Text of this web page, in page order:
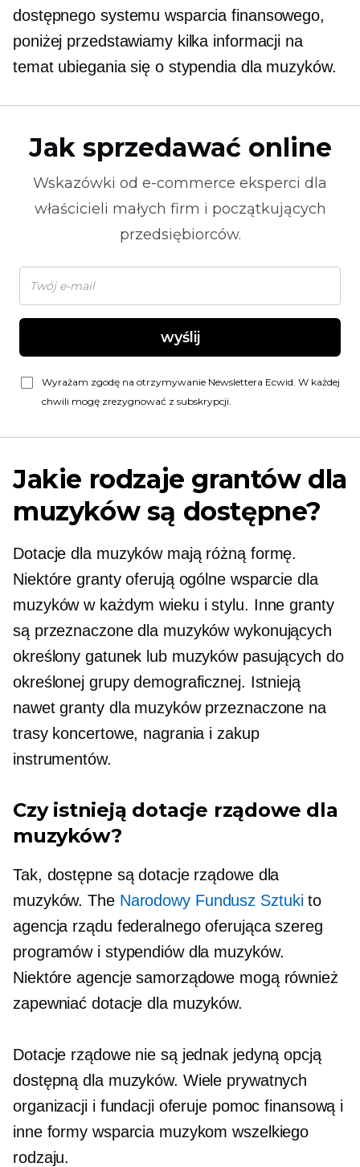
dostępnego systemu wsparcia finansowego,
poniżej przedstawiamy kilka informacji na
temat ubiegania się o stypendia dla muzyków.
Jak sprzedawać online
Wskazówki od e-commerce eksperci dla
właścicieli małych firm i początkujących
przedsiębiorców.
wyślij
Wyrażam zgodę na otrzymywanie Newslettera Ecwid. W każdej
chwili mogę zrezygnować z subskrypcji.
Jakie rodzaje grantów dla
muzyków są dostępne?
Dotacje dla muzyków mają różną formę.
Niektóre granty oferują ogólne wsparcie dla
muzyków w każdym wieku i stylu. Inne granty
są przeznaczone dla muzyków wykonujących
określony gatunek lub muzyków pasujących do
określonej grupy demograficznej. Istnieją
nawet granty dla muzyków przeznaczone na
trasy koncertowe, nagrania i zakup
instrumentów.
Czy istnieją dotacje rządowe dla
muzyków?
Tak, dostępne są dotacje rządowe dla
muzyków. The Narodowy Fundusz Sztukito
agencja rządu federalnego oferująca szereg
programów i stypendiów dla muzyków.
Niektóre agencje samorządowe mogą również
zapewniać dotacje dla muzyków.
Dotacje rządowe nie są jednak jedyną opcją
dostępną dla muzyków. Wiele prywatnych
organizacji i fundacji oferuje pomoc finansową i
inne formy wsparcia muzykom wszelkiego
rodzaju.